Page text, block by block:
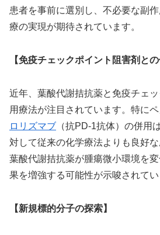
患者を事前に選別し、不必要な副
療の実現が期待されています。
【免疫チェックポイント阻害剤との
近年、葉酸代謝拮抗薬と免疫チェ
用療法が注目されています。特に
ロリズマブ （抗PD-1抗体）の併用
対して従来の化学療法よりも良好な
葉酸代謝拮抗薬が腫瘍微小環境を
果を増強する可能性が示唆されてい
【新規標的分子の探索】